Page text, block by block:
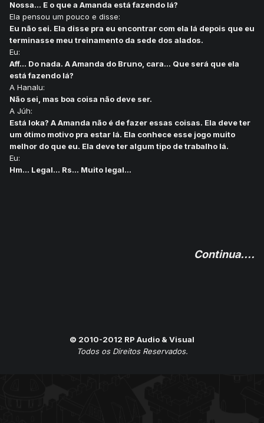
Nossa... E o que a Amanda está fazendo lá?
Ela pensou um pouco e disse:
Eu não sei. Ela disse pra eu encontrar com ela lá depois que eu
terminasse meu treinamento da sede dos alados.
Eu:
Aff... Do nada. A Amanda do Bruno, cara... Que será que ela
está fazendo lá?
A Hanalu:
Não sei, mas boa coisa não deve ser.
A Júh:
Está loka? A Amanda não é de fazer essas coisas. Ela deve ter
um ótimo motivo pra estar lá. Ela conhece esse jogo muito
melhor do que eu. Ela deve ter algum tipo de trabalho lá.
Eu:
Hm... Legal... Rs... Muito legal...
Continua....
© 2010-2012 RP Audio & Visual
Todos os Direitos Reservados.